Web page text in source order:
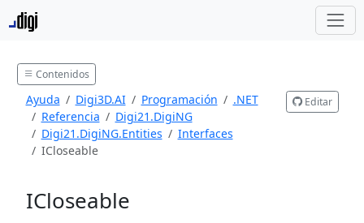
Contenidos
Ayuda Digi3D.AI Programación
.NET
Referencia
Digi21.DigiNG
Digi21.DigiNG.Entities
Interfaces
ICloseable
Editar
ICloseable